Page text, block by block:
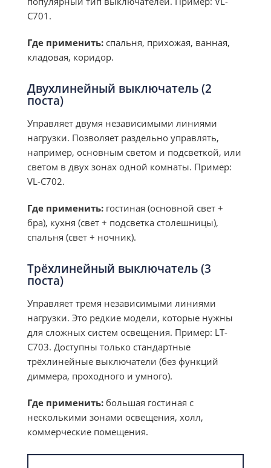
C701.
Где применить: спальня, прихожая, ванная,
кладовая, коридор.
Двухлинейный выключатель (2
поста)
Управляет двумя независимыми линиями
нагрузки. Позволяет раздельно управлять,
например, основным светом и подсветкой, или
светом в двух зонах одной комнаты. Пример:
VL-C702.
Где применить: гостиная (основной свет +
бра), кухня (свет + подсветка столешницы),
спальня (свет + ночник).
Трёхлинейный выключатель (3
поста)
Управляет тремя независимыми линиями
нагрузки. Это редкие модели, которые нужны
для сложных систем освещения. Пример: LT-
C703. Доступны только стандартные
трёхлинейные выключатели (без функций
диммера, проходного и умного).
Где применить: большая гостиная с
несколькими зонами освещения, холл,
коммерческие помещения.